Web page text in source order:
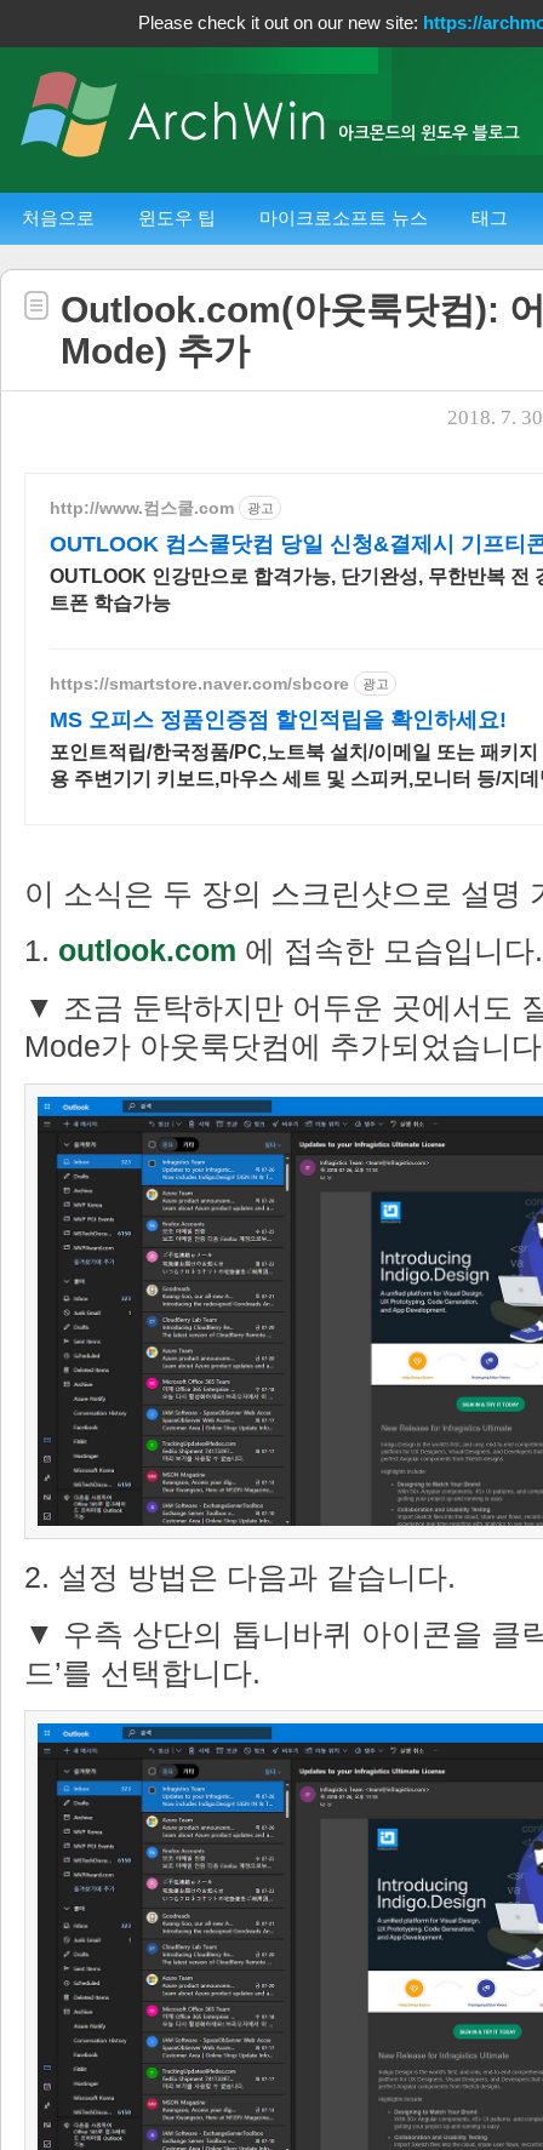
Please check it out on our new site: https://
처음으로 윈도우 팁 마이크로소프트 뉴스 태그
Outlook.com(아웃룩닷컴):
Mode) 추가
2018. 7.
http://www.컴스쿨.com 광고
OUTLOOK 컴스쿨닷컴 당일 신청&결제시 기프티
OUTLOOK 인강만으로 합격가능, 단기완성, 무한반복 전
트폰 학습가능
https://smartstore.naver.com/sbcore 광고
MS 오피스 정품인증점 할인적립을 확인하세요!
포인트적립/한국정품/PC,노트북 설치/이메일 또는 패키
용 주변기기 키보드,마우스 세트 및 스피커,모니터 등/지
이 소식은 두 장의 스크린샷으로 설명
1. outlook.com 에 접속한 모습입니
▼ 조금 둔탁하지만 어두운 곳에서도
Mode가 아웃룩닷컴에 추가되었습니
2. 설정 방법은 다음과 같습니다.
▼ 우측 상단의 톱니바퀴 아이콘을 클
드’를 선택합니다.